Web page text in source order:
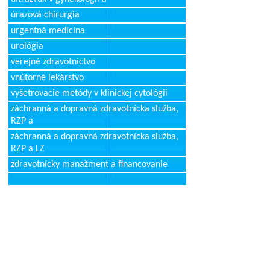
úrazová chirurgia
urgentná medicína
urológia
verejné zdravotníctvo
vnútorné lekárstvo
vyšetrovacie metódy v klinickej cytológii
záchranná a dopravná zdravotnícka služba,
RZP a
záchranná a dopravná zdravotnícka služba,
RZP a LZ
zdravotnícky manažment a financovanie